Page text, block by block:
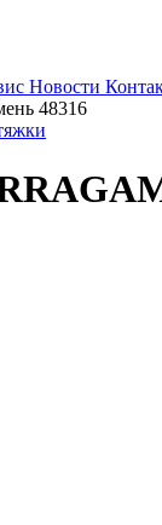
Новости